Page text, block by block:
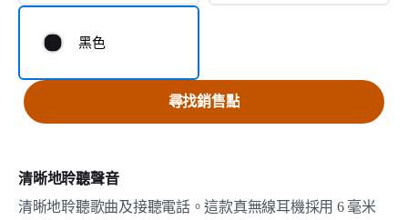
清晰地聆聽聲音
清晰地聆聽歌曲及接聽電話。這款真無線耳機採用 6 毫米
黑色
尋找銷售點